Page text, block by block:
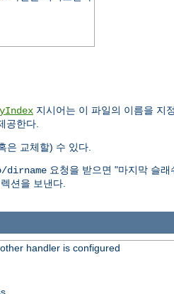
지시어는 이 파일의 이름을 지
공한다.
은 교체할) 수 있다.
요청을 받으면 "마지막 슬
션을 보낸다.
handler is configured